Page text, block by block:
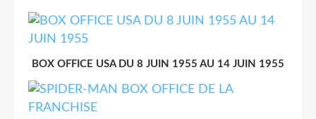
BOX OFFICE USA DU 8 JUIN 1955 AU 14 JUIN 1955